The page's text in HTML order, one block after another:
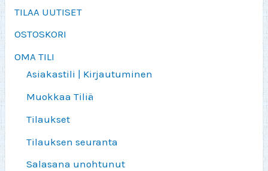
TILAA UUTISET
OSTOSKORI
OMA TILI
Asiakastili | Kirjautuminen
Muokkaa Tiliä
Tilaukset
Tilauksen seuranta
Salasana unohtunut